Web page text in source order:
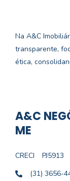
Na A&C
transparente,
ética,
A&C
ME
CRECI
PJ5913
(31) 3656-